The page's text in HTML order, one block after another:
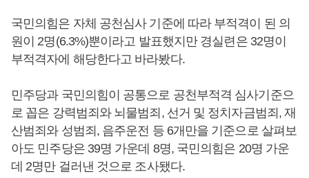
국민의힘은 자체 공천심사 기준에 따라 부적격이 된 의
원이 2명(6.3%)뿐이라고 발표했지만 경실련은 32명이
부적격자에 해당한다고 바라봤다.
민주당과 국민의힘이 공통으로 공천부적격 심사기준으
로 꼽은 강력범죄와 뇌물범죄, 선거 및 정치자금범죄, 재
산범죄와 성범죄, 음주운전 등 6개만을 기준으로 살펴보
아도 민주당은 39명 가운데 8명, 국민의힘은 20명 가운
데 2명만 걸러낸 것으로 조사됐다.